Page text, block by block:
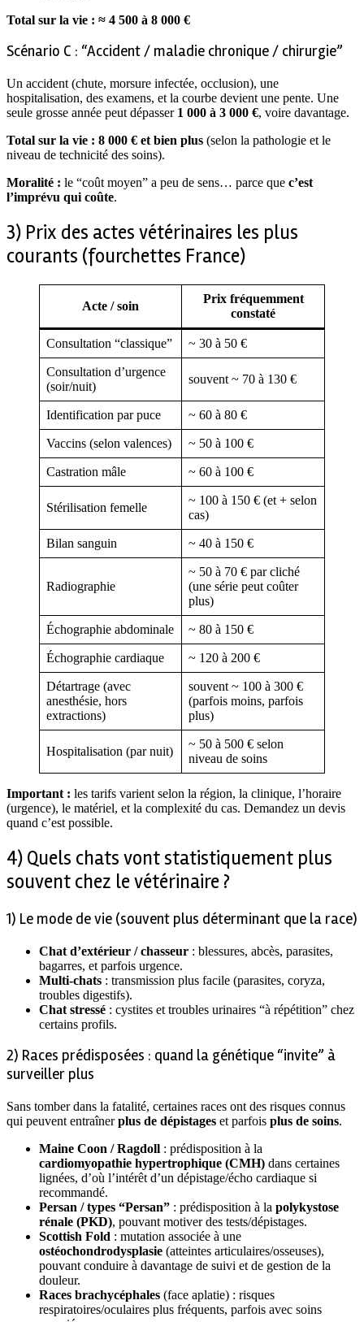
Total sur la vie : ≈ 4 500 à 8 000 €
Scénario C : “Accident / maladie chronique / chirurgie”
Un accident (chute, morsure infectée, occlusion), une
hospitalisation, des examens, et la courbe devient une pente. Une
seule grosse année peut dépasser 1 000 à 3 000 €, voire davantage.
Total sur la vie : 8 000 € et bien plus (selon la pathologie et le
niveau de technicité des soins).
Moralité : le “coût moyen” a peu de sens… parce que c’est
l’imprévu qui coûte.
3) Prix des actes vétérinaires les plus
courants (fourchettes France)
Acte / soin
Prix fréquemment
constaté
Consultation “classique” ~ 30 à 50 €
Consultation d’urgence
(soir/nuit)
souvent ~ 70 à 130 €
Identification par puce ~ 60 à 80 €
Vaccins (selon valences) ~ 50 à 100 €
Castration mâle ~ 60 à 100 €
Stérilisation femelle
~ 100 à 150 € (et + selon
cas)
Bilan sanguin ~ 40 à 150 €
Radiographie
~ 50 à 70 € par cliché
(une série peut coûter
plus)
Échographie abdominale ~ 80 à 150 €
Échographie cardiaque ~ 120 à 200 €
Détartrage (avec
anesthésie, hors
extractions)
souvent ~ 100 à 300 €
(parfois moins, parfois
plus)
Hospitalisation (par nuit)
~ 50 à 500 € selon
niveau de soins
Important : les tarifs varient selon la région, la clinique, l’horaire
(urgence), le matériel, et la complexité du cas. Demandez un devis
quand c’est possible.
4) Quels chats vont statistiquement plus
souvent chez le vétérinaire ?
1) Le mode de vie (souvent plus déterminant que la race)
Chat d’extérieur / chasseur : blessures, abcès, parasites,
bagarres, et parfois urgence.
Multi-chats : transmission plus facile (parasites, coryza,
troubles digestifs).
Chat stressé : cystites et troubles urinaires “à répétition” chez
certains profils.
2) Races prédisposées : quand la génétique “invite” à
surveiller plus
Sans tomber dans la fatalité, certaines races ont des risques connus
qui peuvent entraînerplus de dépistages et parfois plus de soins.
Maine Coon / Ragdoll : prédisposition à la
cardiomyopathie hypertrophique (CMH) dans certaines
lignées, d’où l’intérêt d’un dépistage/écho cardiaque si
recommandé.
Persan / types “Persan” : prédisposition à la polykystose
rénale (PKD), pouvant motiver des tests/dépistages.
Scottish Fold : mutation associée à une
ostéochondrodysplasie (atteintes articulaires/osseuses),
pouvant conduire à davantage de suivi et de gestion de la
douleur.
Races brachycéphales (face aplatie) : risques
respiratoires/oculaires plus fréquents, parfois avec soins